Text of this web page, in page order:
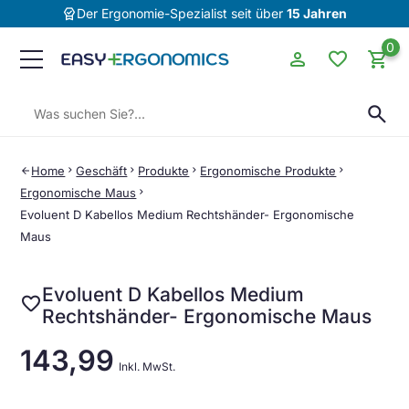
editor_choiceDer Ergonomie-Spezialist seit über 15 Jahren
search
person favorite 0
shopping_cart
arrow_back Home chevron_rightGeschäft chevron_right Produkte chevron_right Ergonomische Produkte chevron_right
Ergonomische Maus chevron_right
Evoluent D Kabellos Medium Rechtshänder- Ergonomische
Maus
favoriteEvoluent D Kabellos Medium
Rechtshänder- Ergonomische Maus
143,99 Inkl. MwSt.